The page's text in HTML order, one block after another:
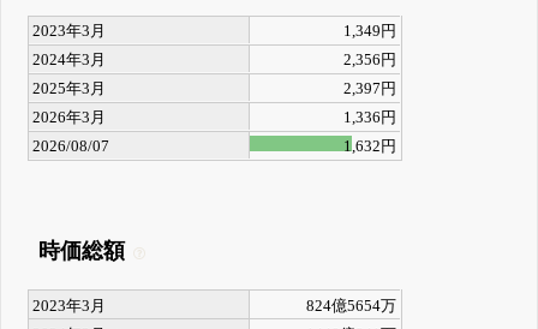
2023年3月
1,349円
2024年3月
2,356円
2025年3月
2,397円
2026年3月
1,336円
2026/08/07
1,632円
時価総額
2023年3月
824億5654万